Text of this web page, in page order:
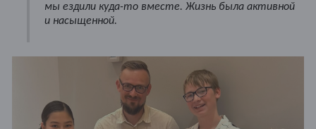
мы ездили куда-то вместе. Жизнь была активной
и насыщенной.